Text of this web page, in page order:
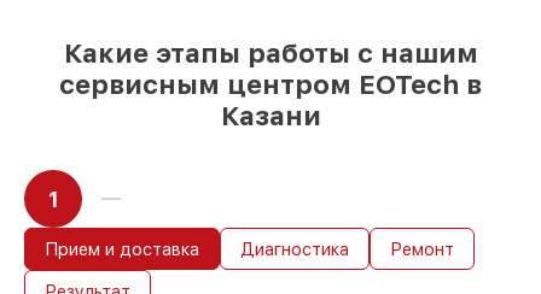
Какие этапы работы с нашим
сервисным центром EOTech в
Казани
1
Прием и доставка Диагностика Ремонт